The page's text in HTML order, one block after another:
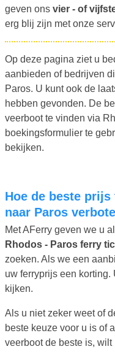
geven ons vier - of
erg blij zijn met onze
Op deze pagina ziet u
aanbieden of bedrijven
Paros. U kunt ook de
hebben gevonden. De
veerboot te vinden via
boekingsformulier te
bekijken.
Hoe de beste prijs te vinden voor Rhodos
naar Paros
Met AFerry geven we u
Rhodos - Paros ferry
zoeken. Als we een
uw ferryprijs een
kijken.
Als u niet zeker weet of
beste keuze voor u is of
veerboot de beste is,